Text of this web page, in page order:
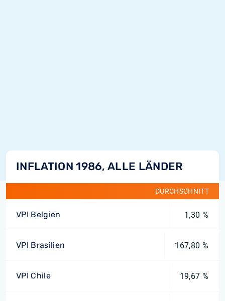
INFLATION 1986, ALLE LÄNDER
DURCHSCHNITT
VPI Belgien 1,30 %
VPI Brasilien 167,80 %
VPI Chile 19,67 %